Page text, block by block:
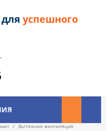
успешного
/
Вытяжная вентиляция